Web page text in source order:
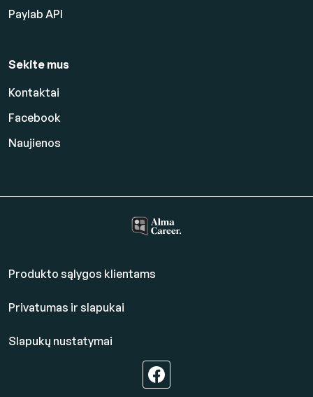
Paylab API
Sekite mus
Kontaktai
Facebook
Naujienos
Produkto sąlygos klientams
Privatumas ir slapukai
Slapukų nustatymai